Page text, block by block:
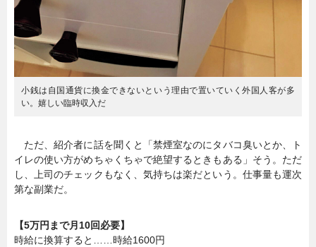
小銭は自国通貨に換金できないという理由で置いていく外国人客が多
い。嬉しい臨時収入だ
ただ、紹介者に話を聞くと「禁煙室なのにタバコ臭いとか、ト
イレの使い方がめちゃくちゃで絶望するときもある」そう。ただ
し、上司のチェックもなく、気持ちは楽だという。仕事量も運次
第な副業だ。
【5万円まで月10回必要】
時給に換算すると……時給1600円